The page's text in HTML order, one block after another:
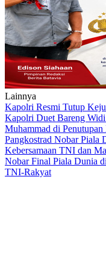
Lainnya
Kapolri Resmi Tutup
Kapolri Duet Bareng
Muhammad di
Pangkostrad Nobar Piala
Kebersamaan TNI dan
Nobar Final Piala Dunia
TNI-Rakyat